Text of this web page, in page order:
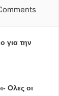
για την
Ολες οι